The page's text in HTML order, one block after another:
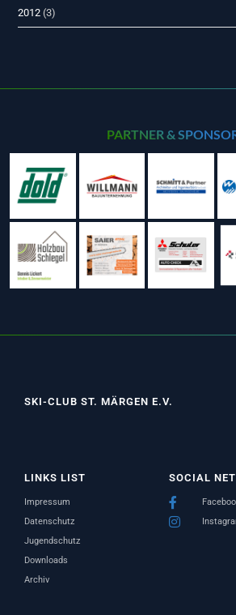
2012 (3)
PARTNER &
SOCIAL
LINKS LIST
Impressum
Datenschutz
Jugendschutz
Downloads
Archiv
SKI-CLUB ST. MÄRGEN E.V.